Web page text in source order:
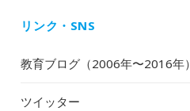
リンク・SNS
教育ブログ（2006年〜2016年）
ツイッター